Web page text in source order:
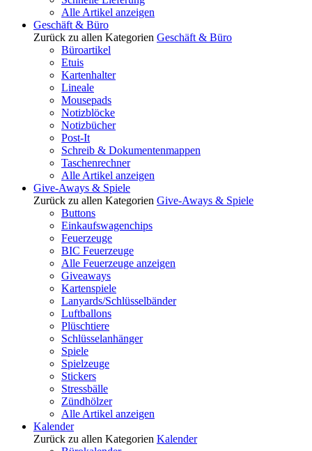
Alle Artikel anzeigen
Geschäft & Büro
Zurück zu allen Kategorien Geschäft & Büro
Büroartikel
Etuis
Kartenhalter
Lineale
Mousepads
Notizblöcke
Notizbücher
Post-It
Schreib & Dokumentenmappen
Taschenrechner
Alle Artikel anzeigen
Give-Aways & Spiele
Zurück zu allen Kategorien Give-Aways & Spiele
Buttons
Einkaufswagenchips
Feuerzeuge
BIC Feuerzeuge
Alle Feuerzeuge anzeigen
Giveaways
Kartenspiele
Lanyards/Schlüsselbänder
Luftballons
Plüschtiere
Schlüsselanhänger
Spiele
Spielzeuge
Stickers
Stressbälle
Zündhölzer
Alle Artikel anzeigen
Kalender
Zurück zu allen Kategorien Kalender